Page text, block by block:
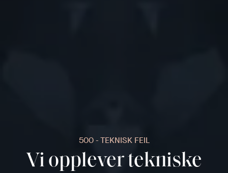
500 - TEKNISK FEIL
Vi opplever tekniske